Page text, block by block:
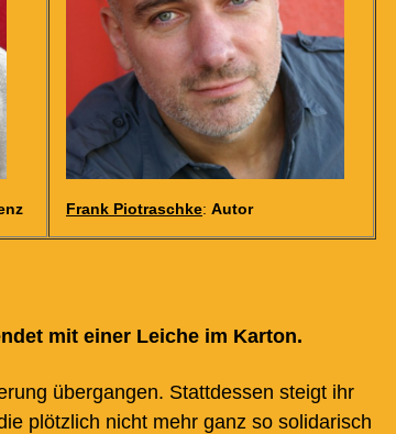
Frank Piotraschke: Autor
mit einer Leiche im Karton.
übergangen. Stattdessen steigt ihr
plötzlich nicht mehr ganz so solidarisch